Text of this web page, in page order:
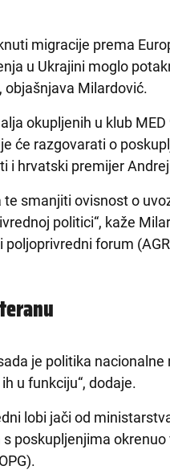
migracije prema
u Ukrajini moglo
objašnjava Milardović.
okupljenih u klub MED
će razgovarati o
i hrvatski premijer
smanjiti ovisnost o
politici“, kaže
forum
je politika
u funkciju“, dodaje.
lobi jači od
poskupljenjima